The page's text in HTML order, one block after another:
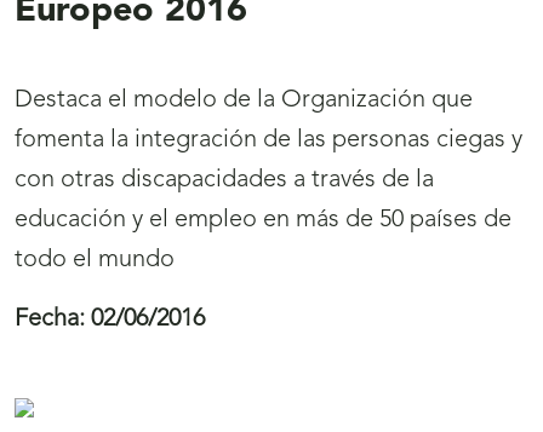
Europeo 2016
Destaca el modelo de la Organización que
fomenta la integración de las personas ciegas y
con otras discapacidades a través de la
educación y el empleo en más de 50 países de
todo el mundo
Fecha: 02/06/2016